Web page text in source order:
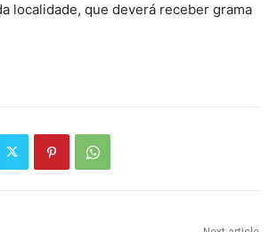
localidade, que deverá receber grama